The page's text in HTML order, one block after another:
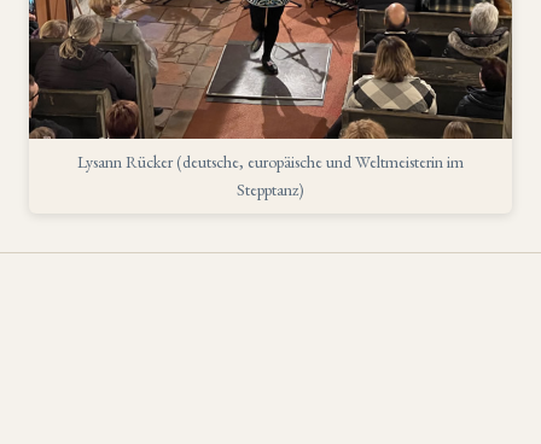
Lysann Rücker (deutsche, europäische und Weltmeisterin im
Stepptanz)